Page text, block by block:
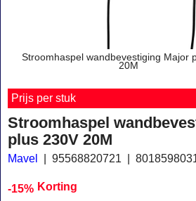
Stroomhaspel wandbevestiging Major
20M
Prijs per stuk
Stroomhaspel
plus 230V 20M
Mavel 95568820721
-15% Korting